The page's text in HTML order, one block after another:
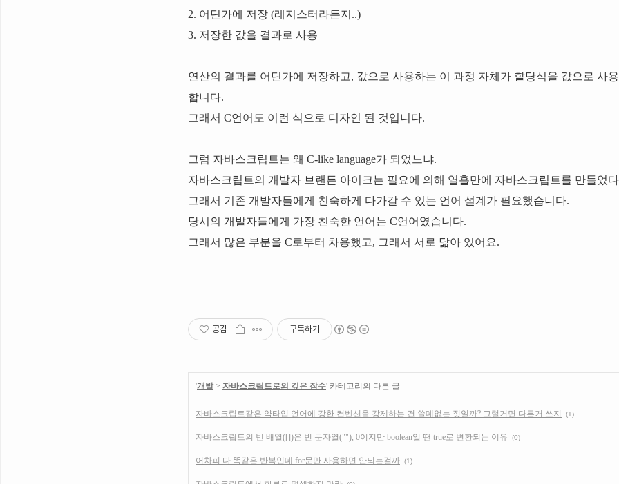
2. 어딘가에 저장 (레지스터라든지..)
3. 저장한 값을 결과로 사용
연산의 결과를 어딘가에 저장하고, 값으로 사용하는 이 과정 자체가 할당식을 값으로 사
합니다.
그래서 C언어도 이런 식으로 디자인 된 것입니다.
그럼 자바스크립트는 왜 C-like language가 되었느냐.
자바스크립트의 개발자 브랜든 아이크는 필요에 의해 열흘만에 자바스크립트를 만들었
그래서 기존 개발자들에게 친숙하게 다가갈 수 있는 언어 설계가 필요했습니다.
당시의 개발자들에게 가장 친숙한 언어는 C언어였습니다.
그래서 많은 부분을 C로부터 차용했고, 그래서 서로 닮아 있어요.
공감 구독하기
'개발 > 자바스크립트로의 깊은 잠수' 카테고리의 다른 글
자바스크립트같은 약타입 언어에 강한 컨벤션을 강제하는 건 쓸데없는 짓일까? 그럴거면 다른거 쓰지 (1)
자바스크립트의 빈 배열([])은 빈 문자열(""), 0이지만 boolean일 땐 true로 변환되는 이유 (0)
어차피 다 똑같은 반복인데 for문만 사용하면 안되는걸까 (1)